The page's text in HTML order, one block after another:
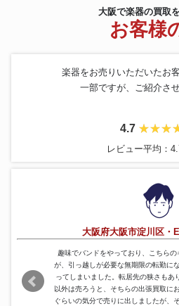
大阪で楽器の買取
お客様
楽器をお売りいただいたお
一部ですが、ご紹介さ
4.7
レビュー平均：
大阪府大阪市淀川区・
趣味でバンドをやっており、こちら
が、引っ越しが必要な無期限の転勤に
ってしまいました。転居先の狭さもあ
以外は売ろうと、そちらの出張買取に
ぐらいの気分で売りに出しましたが、